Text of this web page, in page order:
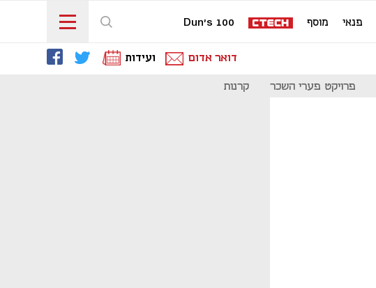
פנאי מוסף Dun's 100
דואר אדום ועידות
פרויקט פערי השכר קרנות